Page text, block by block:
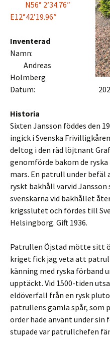
N56° 2’34.76″
E12°42’19.96″
Inventerad
Namn:
Andreas
Holmberg
Datum:
Historia
Sixten Jansson föddes den
ingick i Svenska
deltog i den räd löjtnant
genomförde bakom de
mars. En patrull under befäl
ryskt bakhåll varvid Jansson
svenskarna vid bakhållet
krigsslutet och fördes till
Helsingborg. Gift 1936.
Patrullen Öjstad mötte sitt
kriget fick jag veta att
känning med ryska
upptäckt. Vid 1500-tiden
eldöverfall från en rysk
patrullens gamla spår, som
order hade använt under
stupade var patrullchefen